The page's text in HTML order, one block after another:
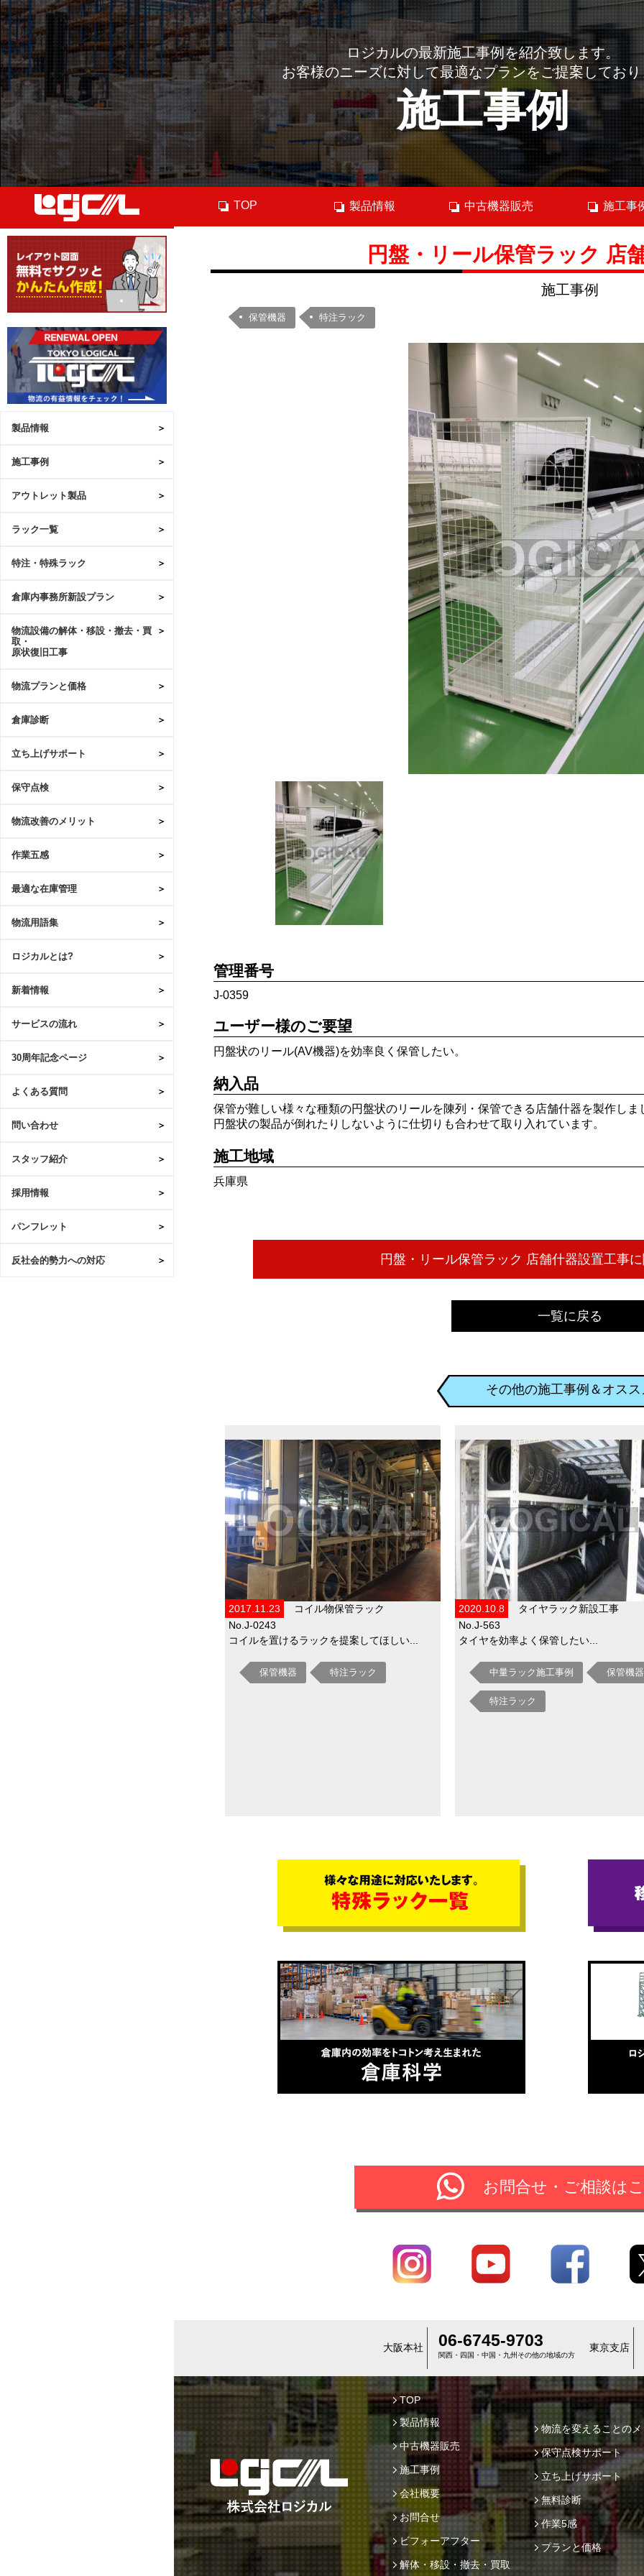
ロジカルの最新施工事例を紹介致します。
お客様のニーズに対して最適なプランをご提案してお
施工事例
製品情報
施工事例
アウトレット製品
ラック一覧
特注・特殊ラック
倉庫内事務所新設プラン
物流設備の解体・移設・撤去・買
取・
原状復旧工事
物流プランと価格
倉庫診断
立ち上げサポート
保守点検
物流改善のメリット
作業五感
最適な在庫管理
物流用語集
ロジカルとは?
新着情報
サービスの流れ
30周年記念ページ
よくある質問
問い合わせ
スタッフ紹介
採用情報
パンフレット
反社会的勢力への対応
TOP 製品情報 中古機器販売 施工事
円盤・リール保管ラック 店
施工事例
保管機器 特注ラック
管理番号
J-0359
ユーザー様のご要望
円盤状のリール(AV機器)を効率良く保管したい。
納入品
保管が難しい様々な種類の円盤状のリールを陳列・保管できる店舗什器を製作しま
円盤状の製品が倒れたりしないように仕切りも合わせて取り入れています。
施工地域
兵庫県
一覧に戻る
その他の施工事例＆オスス
2017.11.23
コイル物保管ラック
No.J-0243
コイルを置けるラックを提案してほしい...
保管機器 特注ラック
2020.10.8
タイヤラック新設工事
No.J-563
タイヤを効率よく保管したい...
中量ラック施工事例 保管機器
特注ラック
お問合せ・ご相談は
大阪本社 06-6745-9703
関西・四国・中国・九州その他の地域の方
東京支店
TOP
製品情報
中古機器販売
施工事例
会社概要
お問合せ
ビフォーアフター
解体・移設・撤去・買取
物流を変えることの
保守点検サポート
立ち上げサポート
無料診断
作業5感
プランと価格